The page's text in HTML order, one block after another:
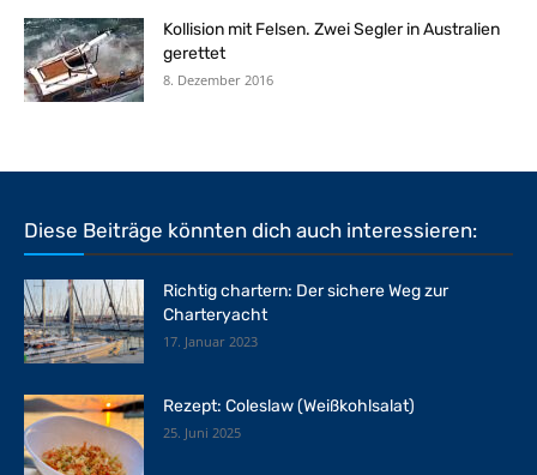
Kollision mit Felsen. Zwei Segler in Australien
gerettet
8. Dezember 2016
Diese Beiträge könnten dich auch interessieren:
Richtig chartern: Der sichere Weg zur
Charteryacht
17. Januar 2023
Rezept: Coleslaw (Weißkohlsalat)
25. Juni 2025